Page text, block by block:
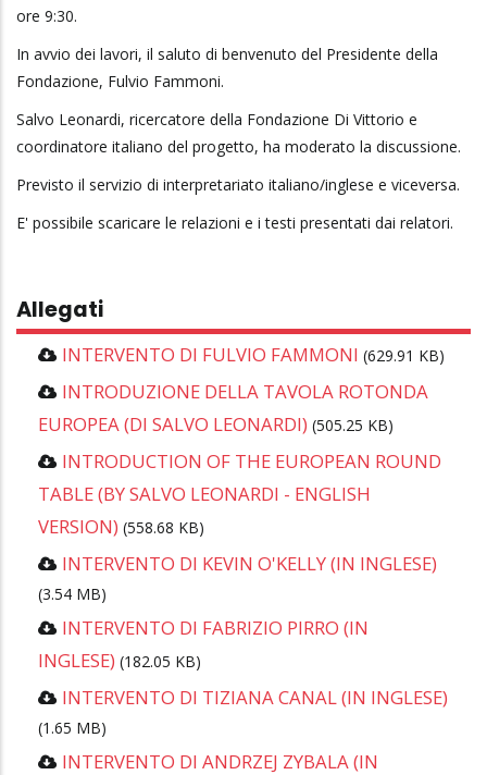
ore 9:30.
In avvio dei lavori, il saluto di benvenuto del Presidente della
Fondazione, Fulvio Fammoni.
Salvo Leonardi, ricercatore della Fondazione Di Vittorio e
coordinatore italiano del progetto, ha moderato la discussione.
Previsto il servizio di interpretariato italiano/inglese e viceversa.
E' possibile scaricare le relazioni e i testi presentati dai relatori.
Allegati
INTERVENTO DI FULVIO FAMMONI (629.91 KB)
INTRODUZIONE DELLA TAVOLA ROTONDA
EUROPEA (DI SALVO LEONARDI) (505.25 KB)
INTRODUCTION OF THE EUROPEAN ROUND
TABLE (BY SALVO LEONARDI - ENGLISH
VERSION) (558.68 KB)
INTERVENTO DI KEVIN O'KELLY (IN INGLESE)
(3.54 MB)
INTERVENTO DI FABRIZIO PIRRO (IN
INGLESE) (182.05 KB)
INTERVENTO DI TIZIANA CANAL (IN INGLESE)
(1.65 MB)
INTERVENTO DI ANDRZEJ ZYBALA (IN